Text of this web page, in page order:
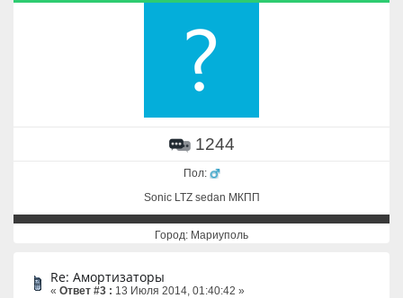
1244
Пол:
Sonic LTZ sedan МКПП
Город: Мариуполь
Re: Амортизаторы
« Ответ #3 : 13 Июля 2014, 01:40:42 »